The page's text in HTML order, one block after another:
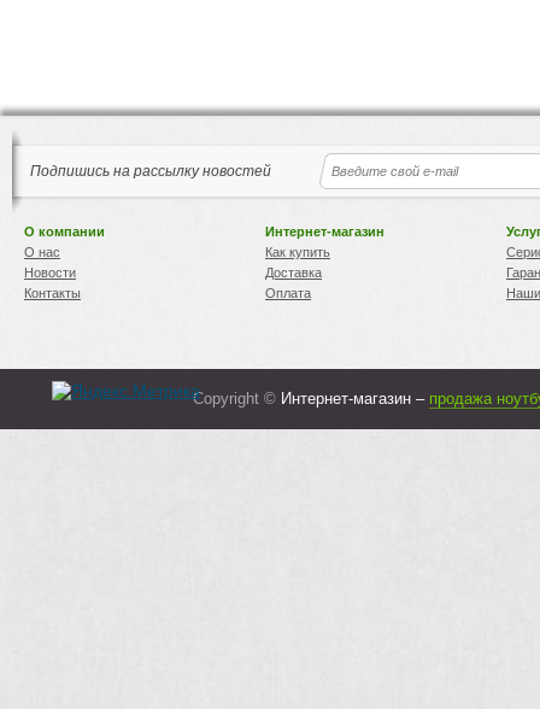
Подпишись на рассылку новостей
О компании
О нас
Новости
Контакты
Интернет-магазин
Как купить
Доставка
Оплата
Copyright © Интернет-магазин – продажа